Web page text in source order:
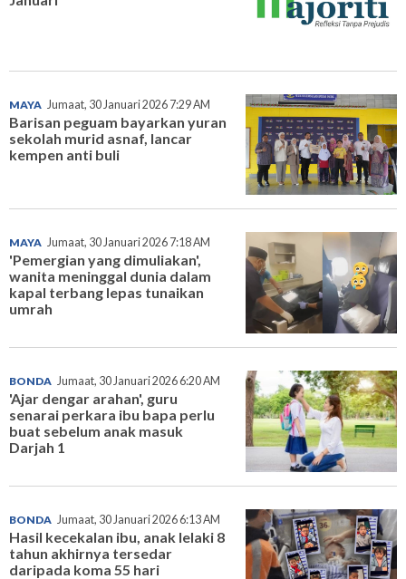
MAYA Jumaat, 30 Januari 2026 7:29 AM
Barisan peguam bayarkan yuran
sekolah murid asnaf, lancar
kempen anti buli
MAYA Jumaat, 30 Januari 2026 7:18 AM
'Pemergian yang dimuliakan',
wanita meninggal dunia dalam
kapal terbang lepas tunaikan
umrah
BONDA Jumaat, 30 Januari 2026 6:20 AM
'Ajar dengar arahan', guru
senarai perkara ibu bapa perlu
buat sebelum anak masuk
Darjah 1
BONDA Jumaat, 30 Januari 2026 6:13 AM
Hasil kecekalan ibu, anak lelaki 8
tahun akhirnya tersedar
daripada koma 55 hari